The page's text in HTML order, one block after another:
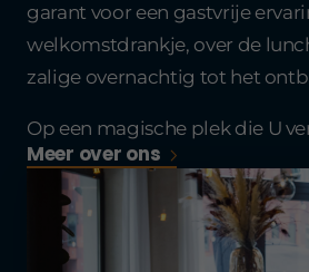
garant voor een gastvrije
welkomstdrankje, over de
zalige overnachtig tot het
Op een magische plek die U
Meer over ons